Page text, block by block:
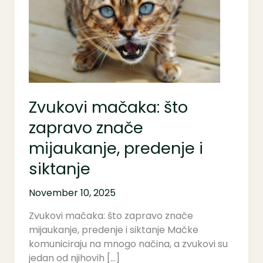
Zvukovi mačaka: što
zapravo znače
mijaukanje, predenje i
siktanje
November 10, 2025
Zvukovi mačaka: što zapravo znače
mijaukanje, predenje i siktanje Mačke
komuniciraju na mnogo načina, a zvukovi su
jedan od njihovih […]
zapravo
znače
mijaukanje,
siktanje